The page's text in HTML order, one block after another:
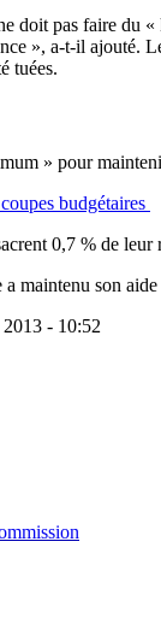
doit pas faire
», a-t-il ajouté.
tuées.
» pour
budgétaires
0,7 % de
maintenu son
- 10:52